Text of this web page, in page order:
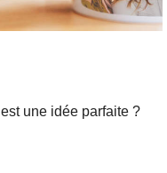
une idée parfaite ?